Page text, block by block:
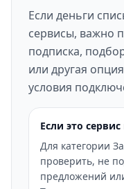
Если деньги
сервисы, важно
подписка,
или другая
условия
Если это
Для категории
проверить, не
предложений